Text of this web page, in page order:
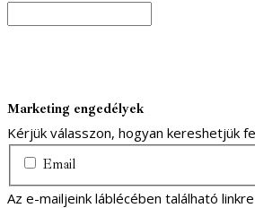
Marketing engedélyek
Kérjük válasszon, hogyan kereshetjük
Email
Az e-mailjeink láblécében található